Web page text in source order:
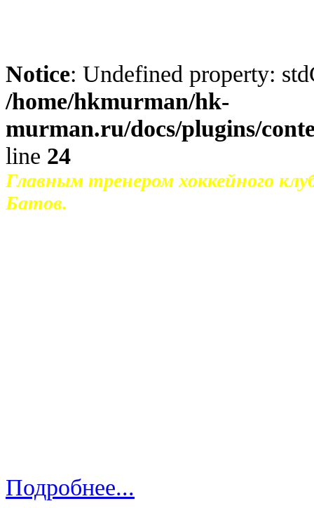
Notice: Undefined property:
/home/hkmurman/hk-
murman.ru/docs/plugins/
line 24
Главным тренером хоккейного
Батов.
Подробнее...